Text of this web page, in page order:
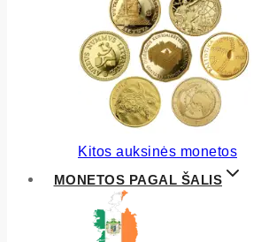
Kitos auksinės monetos
MONETOS PAGAL ŠALIS